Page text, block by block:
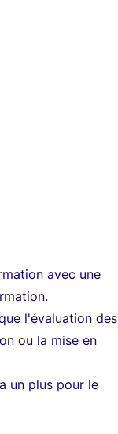
avec une
l'évaluation des
ou la mise en
un plus pour le